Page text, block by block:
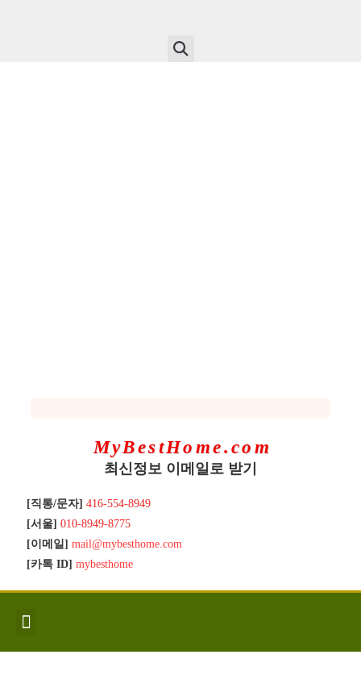
MyBestHome.com
최신정보 이메일로 받기
[직통/문자] 416-554-8949
[서울] 010-8949-8775
[이메일] mail@mybesthome.com
[카톡 ID] mybesthome